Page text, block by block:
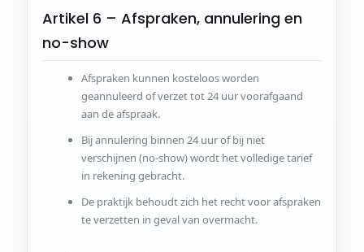
Artikel 6 – Afspraken, annulering en
no-show
Afspraken kunnen kosteloos worden
geannuleerd of verzet tot 24 uur voorafgaand
aan de afspraak.
Bij annulering binnen 24 uur of bij niet
verschijnen (no-show) wordt het volledige tarief
in rekening gebracht.
De praktijk behoudt zich het recht voor afspraken
te verzetten in geval van overmacht.